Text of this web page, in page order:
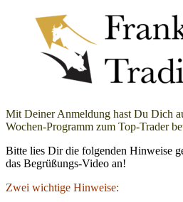
Mit Deiner Anmeldung hast Du Dich
Wochen-Programm zum Top-Trader
Bitte lies Dir die folgenden Hinweise
das Begrüßungs-Video an!
Zwei wichtige Hinweise: